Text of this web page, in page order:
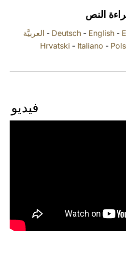
النص
العربيَّة - Deutsch- English-
Hrvatski - Italiano -
فيديو